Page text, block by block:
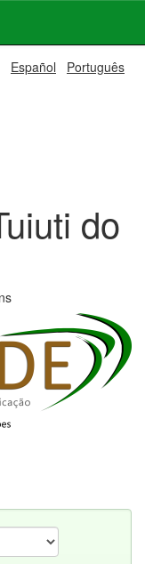
Español Português
do